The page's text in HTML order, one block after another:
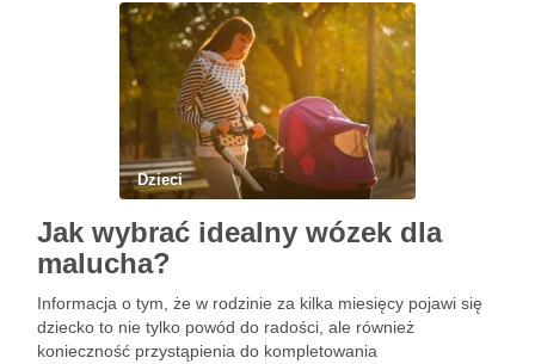
Dzieci
Jak wybrać idealny wózek dla
malucha?
Informacja o tym, że w rodzinie za kilka miesięcy pojawi się
dziecko to nie tylko powód do radości, ale również
konieczność przystąpienia do kompletowania